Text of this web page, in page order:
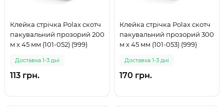
Клейка стрічка Polax скотч
пакувальний прозорий 200
м x 45 мм (101-052) (999)
Доставка 1-3 дні
113 грн.
Клейка стрічка Polax скотч
пакувальний прозорий 300
м x 45 мм (101-053) (999)
Доставка 1-3 дні
170 грн.